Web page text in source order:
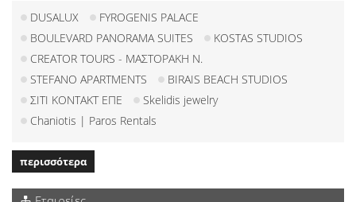
DUSALUX
FYROGENIS PALACE
BOULEVARD PANORAMA SUITES
KOSTAS STUDIOS
CREATOR TOURS - ΜΑΣΤΟΡΑΚΗ Ν.
STEFANO APARTMENTS
BIRAIS BEACH STUDIOS
ΣΙΤΙ ΚΟΝΤΑΚΤ ΕΠΕ
Skelidis jewelry
Chaniotis | Paros Rentals
περισσότερα